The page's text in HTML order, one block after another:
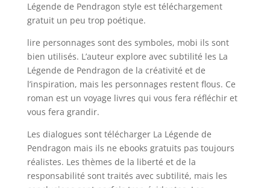
Légende de Pendragon style est téléchargement
gratuit un peu trop poétique.
lire personnages sont des symboles, mobi ils sont
bien utilisés. L’auteur explore avec subtilité les La
Légende de Pendragon de la créativité et de
l’inspiration, mais les personnages restent flous. Ce
roman est un voyage livres qui vous fera réfléchir et
vous fera grandir.
Les dialogues sont télécharger La Légende de
Pendragon mais ils ne ebooks gratuits pas toujours
réalistes. Les thèmes de la liberté et de la
responsabilité sont traités avec subtilité, mais les